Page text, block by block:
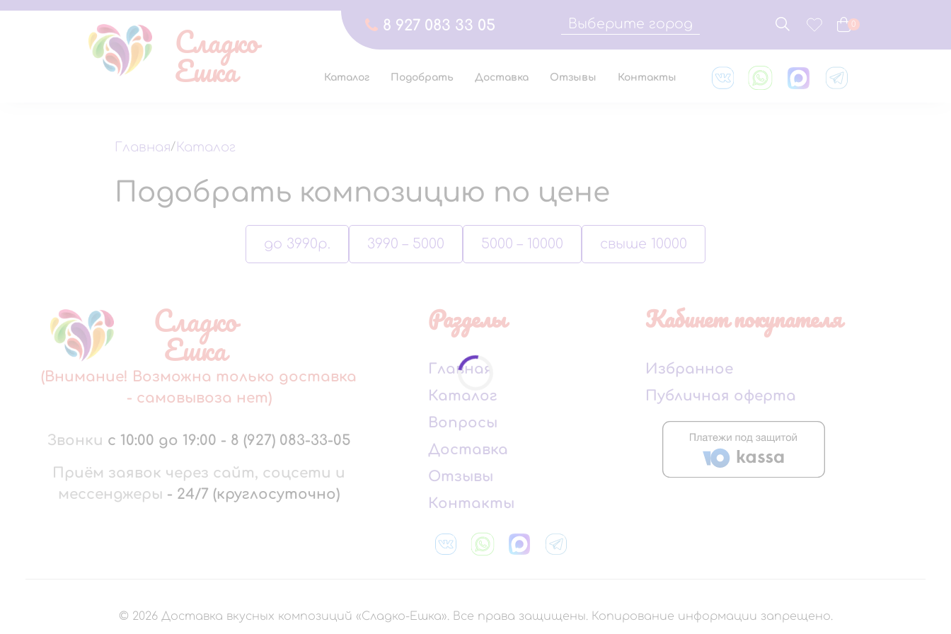
8 927 083 33 05 Выберите город 0
Сладко
Ешка Каталог Подобрать Доставка Отзывы Контакты
Главная/ Каталог
Подобрать композицию по цене
до 3990р. 3990 – 5000 5000 – 10000 свыше 10000
Сладко
Ешка
(Внимание! Возможна только доставка
- самовывоза нет)
Звонки с 10:00 до 19:00 - 8 (927) 083-33-05
Приём заявок через сайт, соцсети и
мессенджеры - 24/7 (круглосуточно)
Разделы
Главная
Каталог
Вопросы
Доставка
Отзывы
Контакты
Кабинет покупателя
Избранное
Публичная оферта
© 2026Доставка вкусных композиций «Сладко-Ешка». Все права защищены. Копирование информации запрещено.